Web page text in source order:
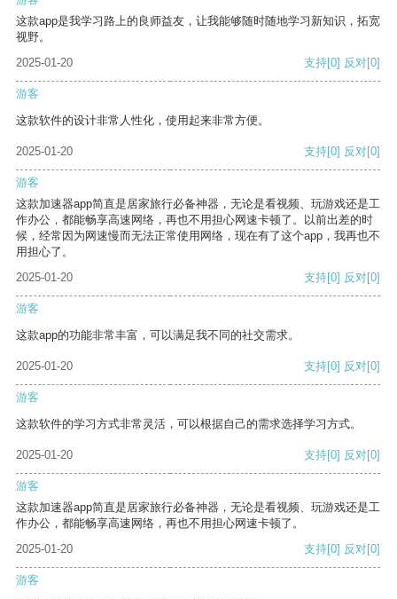
这款app是我学习路上的良师益友，让我能够随时随地学习新知识，拓宽
视野。
2025-01-20
支持[0] 反对[0]
游客
这款软件的设计非常人性化，使用起来非常方便。
2025-01-20 支持[0] 反对[0]
游客
这款加速器app简直是居家旅行必备神器，无论是看视频、玩游戏还是工
作办公，都能畅享高速网络，再也不用担心网速卡顿了。以前出差的时
候，经常因为网速慢而无法正常使用网络，现在有了这个app，我再也不
用担心了。
2025-01-20
支持[0] 反对[0]
游客
这款app的功能非常丰富，可以满足我不同的社交需求。
2025-01-20 支持[0] 反对[0]
游客
这款软件的学习方式非常灵活，可以根据自己的需求选择学习方式。
2025-01-20 支持[0] 反对[0]
游客
这款加速器app简直是居家旅行必备神器，无论是看视频、玩游戏还是工
作办公，都能畅享高速网络，再也不用担心网速卡顿了。
2025-01-20
支持[0] 反对[0]
游客